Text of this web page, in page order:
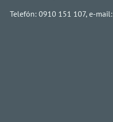
Telefón: 0910 151 107, e-mail: